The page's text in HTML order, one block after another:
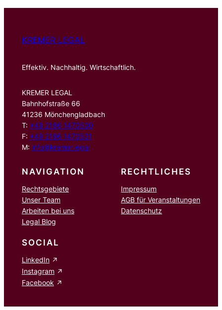
n
KREMER LEGAL
Effektiv. Nachhaltig. Wirtschaftlich.
KREMER LEGAL
Bahnhofstraße 66
41236 Mönchengladbach
T: +49 2166 1470500
F: +49 2166 1470501
M: info@kremer.legal
NAVIGATION
Rechtsgebiete
Unser Team
Arbeiten bei uns
Legal Blog
RECHTLICHES
Impressum
AGB für Veranstaltungen
Datenschutz
SOCIAL
LinkedIn
Instagram
Facebook